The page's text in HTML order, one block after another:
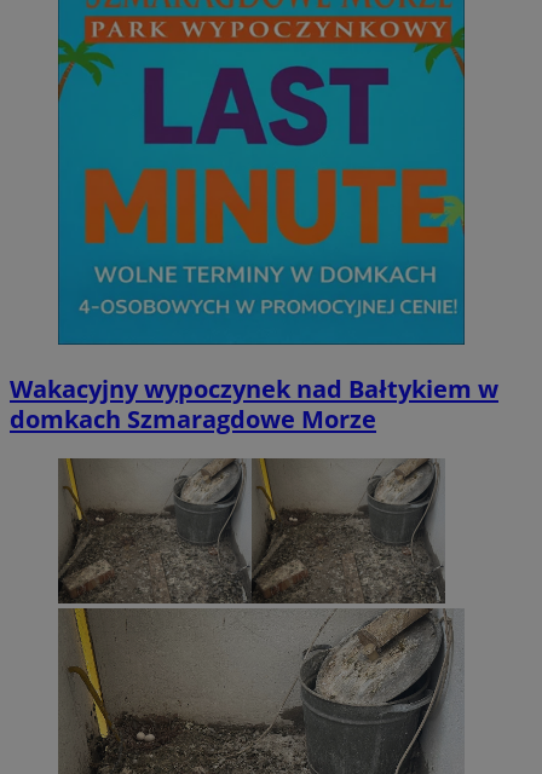
Wakacyjny wypoczynek nad Bałtykiem w
domkach Szmaragdowe Morze